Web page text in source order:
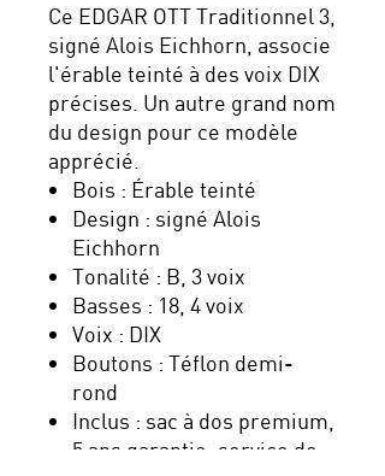
Ce EDGAR OTT Traditionnel 3,
signé Alois Eichhorn, associe
l'érable teinté à des voix DIX
précises. Un autre grand nom
du design pour ce modèle
apprécié.
Bois : Érable teinté
Design : signé Alois
Eichhorn
Tonalité : B, 3 voix
Basses : 18, 4 voix
Voix : DIX
Boutons : Téflon demi-
rond
Inclus : sac à dos premium,
5 ans garantie, service de